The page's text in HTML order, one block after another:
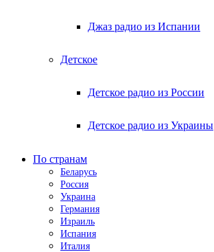
Джаз радио из Испании
Детское
Детское радио из России
Детское радио из Украины
По странам
Беларусь
Россия
Украина
Германия
Израиль
Испания
Италия